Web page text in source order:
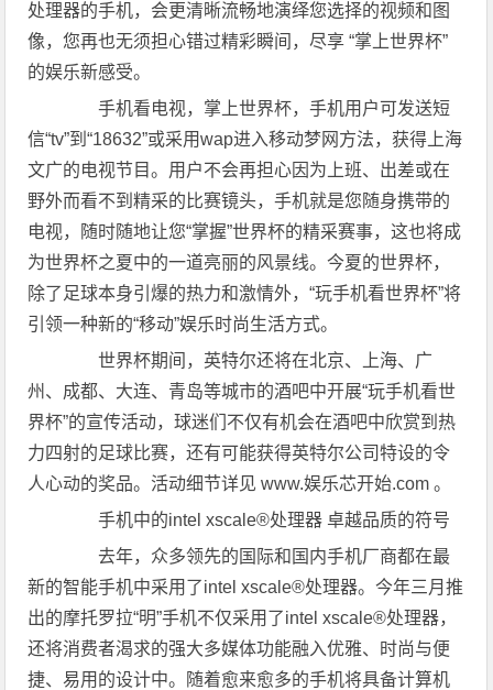
处理器的手机，会更清晰流畅地演绎您选择的视频和图
像，您再也无须担心错过精彩瞬间，尽享 “掌上世界杯”
的娱乐新感受。
手机看电视，掌上世界杯，手机用户可发送短
信“tv”到“18632”或采用wap进入移动梦网方法，获得上海
文广的电视节目。用户不会再担心因为上班、出差或在
野外而看不到精采的比赛镜头，手机就是您随身携带的
电视，随时随地让您“掌握”世界杯的精采赛事，这也将成
为世界杯之夏中的一道亮丽的风景线。今夏的世界杯，
除了足球本身引爆的热力和激情外，“玩手机看世界杯”将
引领一种新的“移动”娱乐时尚生活方式。
世界杯期间，英特尔还将在北京、上海、广
州、成都、大连、青岛等城市的酒吧中开展“玩手机看世
界杯”的宣传活动，球迷们不仅有机会在酒吧中欣赏到热
力四射的足球比赛，还有可能获得英特尔公司特设的令
人心动的奖品。活动细节详见 www.娱乐芯开始.com 。
手机中的intel xscale®处理器 卓越品质的符号
去年，众多领先的国际和国内手机厂商都在最
新的智能手机中采用了intel xscale®处理器。今年三月推
出的摩托罗拉“明”手机不仅采用了intel xscale®处理器，
还将消费者渴求的强大多媒体功能融入优雅、时尚与便
捷、易用的设计中。随着愈来愈多的手机将具备计算机